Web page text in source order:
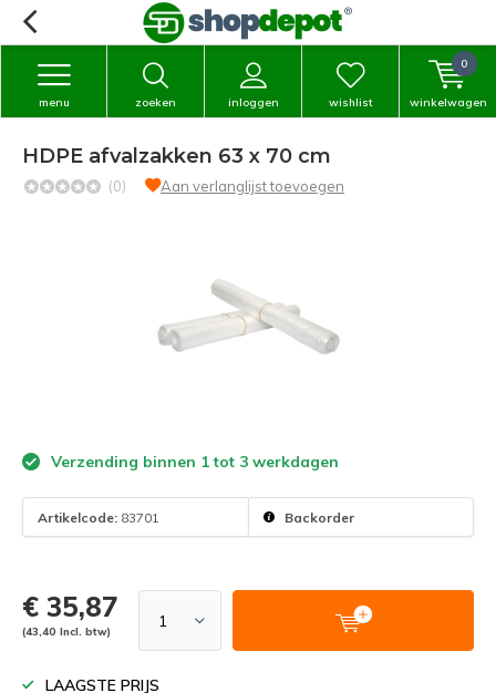
zoeken inloggen
menu wishlist winkelwagen
0
HDPE afvalzakken 63 x 70 cm
(0) Aan verlanglijst toevoegen
Verzending binnen 1 tot 3 werkdagen
Artikelcode: 83701 Backorder
€ 35,87
(43,40 Incl. btw)
LAAGSTE PRIJS